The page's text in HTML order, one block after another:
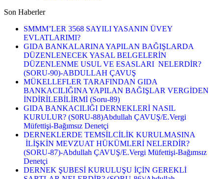
Son Haberler
SMMM’LER 3568 SAYILI YASANIN ÜVEY
EVLATLARIMI?
GIDA BANKALARINA YAPILAN BAĞIŞLARDA
DÜZENLENECEK YASAL BELGELERİN
DÜZENLENME USUL VE ESASLARI NELERDİR?
(SORU-90)-ABDULLAH ÇAVUŞ
MÜKELLEFLER TARAFINDAN GIDA
BANKACILIĞINA YAPILAN BAĞIŞLAR VERGİDEN
İNDİRİLEBİLİRMİ (Soru-89)
GIDA BANKACILIĞI DERNEKLERİ NASIL
KURULUR? (S0RU-88)Abdullah ÇAVUŞ/E.Vergi
Müfettişi-Bağımsız Denetçi
DERNEKLERDE TEMSİLCİLİK KURULMASINA
İLİŞKİN MEVZUAT HÜKÜMLERİ NELERDİR?
(SORU-87)-Abdullah ÇAVUŞ/E.Vergi Müfettişi-Bağımsız
Denetçi
DERNEK ŞUBESİ KURULUŞU İÇİN GEREKLİ